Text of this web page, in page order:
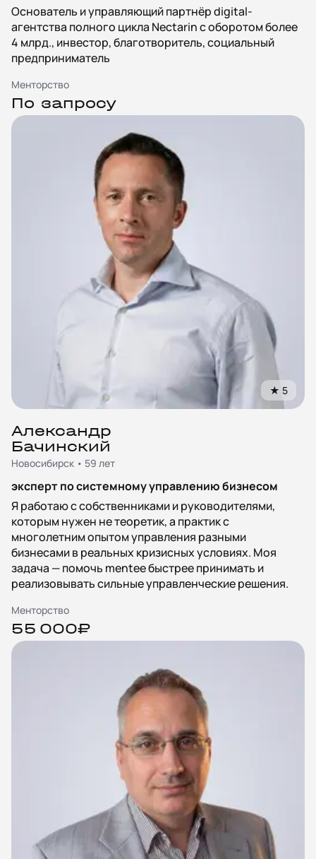
Основатель и управляющий партнёр digital-
агентства полного цикла Nectarin с оборотом более
4 млрд., инвестор, благотворитель, социальный
предприниматель
Менторство
По запросу
★ 5
Александр
Бачинский
Новосибирск • 59 лет
эксперт по системному управлению бизнесом
Я работаю с собственниками и руководителями,
которым нужен не теоретик, а практик с
многолетним опытом управления разными
бизнесами в реальных кризисных условиях. Моя
задача — помочь mentee быстрее принимать и
реализовывать сильные управленческие решения.
Менторство
55 000₽